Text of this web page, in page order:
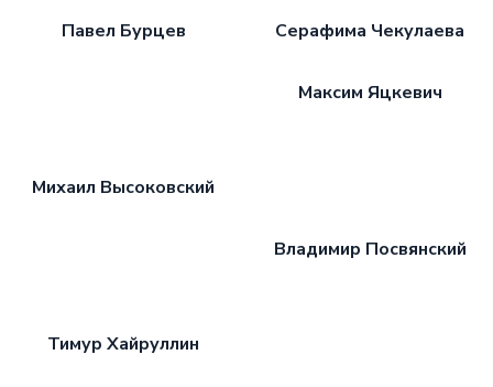
Павел Бурцев Серафима Чекулаева
Михаил Высоковский
Максим Яцкевич
Тимур Хайруллин
Владимир Посвянский